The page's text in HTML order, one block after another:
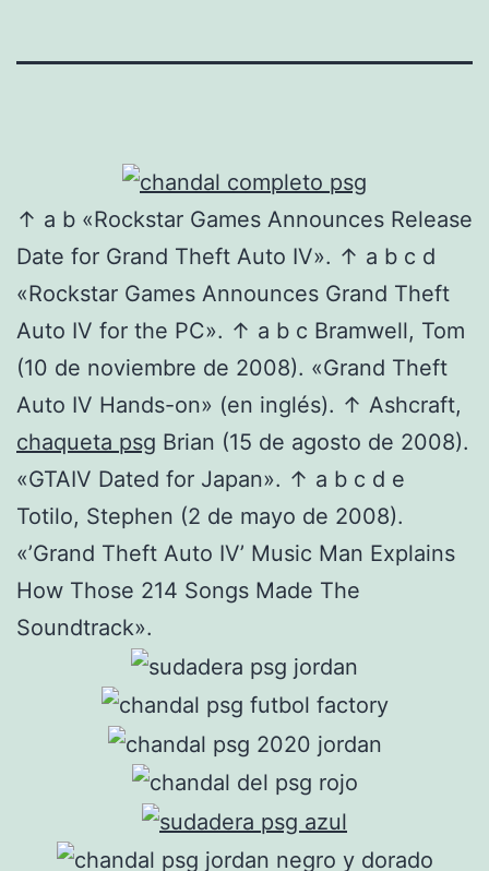
↑ a b «Rockstar Games Announces Release
Date for Grand Theft Auto IV». ↑ a b c d
«Rockstar Games Announces Grand Theft
Auto IV for the PC». ↑ a b c Bramwell, Tom
(10 de noviembre de 2008). «Grand Theft
Auto IV Hands-on» (en inglés). ↑ Ashcraft,
chaqueta psg Brian (15 de agosto de 2008).
«GTAIV Dated for Japan». ↑ a b c d e
Totilo, Stephen (2 de mayo de 2008).
«’Grand Theft Auto IV’ Music Man Explains
How Those 214 Songs Made The
Soundtrack».